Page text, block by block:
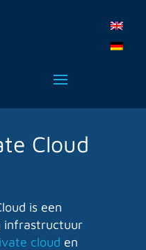
Cloud
is een
infrastructuur
cloud en